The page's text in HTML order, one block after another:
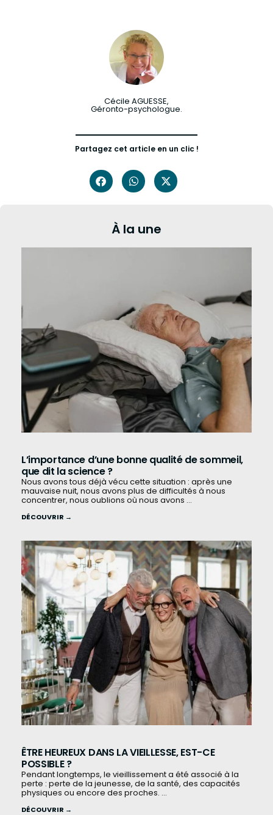
Cécile AGUESSE,
Géronto-psychologue.
Partagez cet article en un clic !
À la une
L’importance d’une bonne qualité de sommeil,
que dit la science ?
Nous avons tous déjà vécu cette situation : après une
mauvaise nuit, nous avons plus de difficultés à nous
concentrer, nous oublions où nous avons ...
DÉCOUVRIR →
ÊTRE HEUREUX DANS LA VIEILLESSE, EST-CE
POSSIBLE ?
Pendant longtemps, le vieillissement a été associé à la
perte : perte de la jeunesse, de la santé, des capacités
physiques ou encore des proches. ...
DÉCOUVRIR →